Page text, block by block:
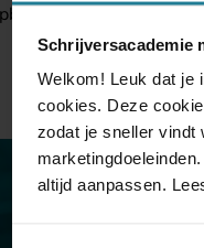
Schrijversacademie
Welkom! Leuk dat je
cookies. Deze
zodat je sneller vindt
altijd aanpassen.
als freelance-